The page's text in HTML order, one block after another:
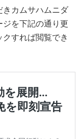
きカムサハムニダ
ジを下記の通り更
すれば閲覧でき